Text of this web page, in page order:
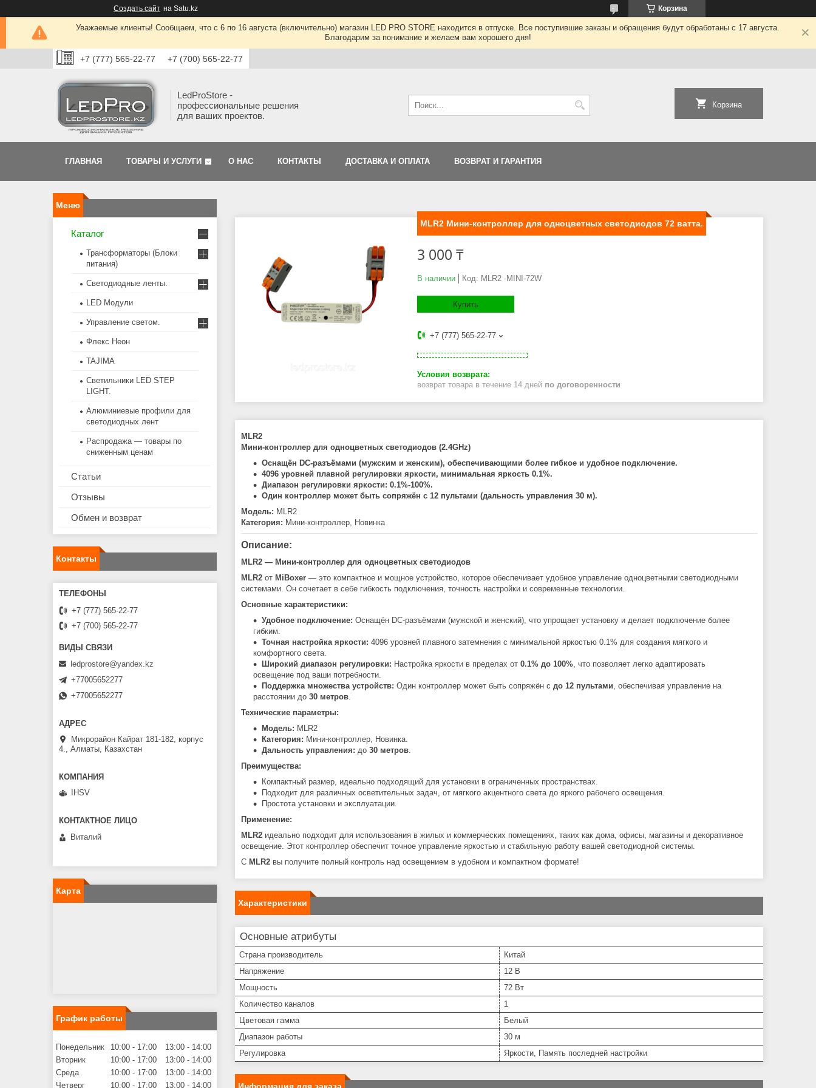
Создать сайт на Satu.kz Корзина
Уважаемые клиенты! Сообщаем, что с 6 по 16 августа (включительно) магазин LED PRO STORE находится в отпуске. Все поступившие заказы и обращения будут обработаны с 17 августа.
Благодарим за понимание и желаем вам хорошего дня!
+7 (777) 565-22-77 +7 (700) 565-22-77
LedProStore -
профессиональные решения
для ваших проектов.
Корзина
ГЛАВНАЯ ТОВАРЫ И УСЛУГИ О НАС КОНТАКТЫ ДОСТАВКА И ОПЛАТА ВОЗВРАТ И ГАРАНТИЯ
MLR2 Мини-контроллер для одноцветных светодиодов 72 ватта.
3 000 ₸
В наличии Код: MLR2 -MINI-72W
Купить
+7 (777) 565-22-77
возврат товара в течение 14 дней по договоренности
MLR2
Мини-контроллер для одноцветных светодиодов (2.4GHz)
Оснащён DC-разъёмами (мужским и женским), обеспечивающими более гибкое и удобное подключение.
4096 уровней плавной регулировки яркости, минимальная яркость 0.1%.
Диапазон регулировки яркости: 0.1%-100%.
Один контроллер может быть сопряжён с 12 пультами (дальность управления 30 м).
Модель: MLR2
Категория: Мини-контроллер, Новинка
Описание:
MLR2 — Мини-контроллер для одноцветных светодиодов
MLR2 от MiBoxer — это компактное и мощное устройство, которое обеспечивает удобное управление одноцветными светодиодными
системами. Он сочетает в себе гибкость подключения, точность настройки и современные технологии.
Основные характеристики:
Удобное подключение: Оснащён DC-разъёмами (мужской и женский), что упрощает установку и делает подключение более
гибким.
Точная настройка яркости: 4096 уровней плавного затемнения с минимальной яркостью 0.1% для создания мягкого и
комфортного света.
Широкий диапазон регулировки: Настройка яркости в пределах от 0.1% до 100% , что позволяет легко адаптировать
освещение под ваши потребности.
Поддержка множества устройств: Один контроллер может быть сопряжён с до 12 пультами , обеспечивая управление на
расстоянии до 30 метров
Технические параметры:
Модель: MLR2
Категория: Мини-контроллер, Новинка.
Дальность управления: до 30 метров
Преимущества:
Компактный размер, идеально подходящий для установки в ограниченных пространствах.
Подходит для различных осветительных задач, от мягкого акцентного света до яркого рабочего освещения.
Простота установки и эксплуатации.
Применение:
MLR2 идеально подходит для использования в жилых и коммерческих помещениях, таких как дома, офисы, магазины и декоративное
освещение. Этот контроллер обеспечит точное управление яркостью и стабильную работу вашей светодиодной системы.
С MLR2 вы получите полный контроль над освещением в удобном и компактном формате!
Характеристики
Основные атрибуты
Страна производитель
Китай
Напряжение
12 В
Мощность
72 Вт
Количество каналов
1
Цветовая гамма
Белый
Диапазон работы
30 м
Регулировка
Яркости, Память последней настройки
Каталог
Трансформаторы (Блоки
питания)
Светодиодные ленты.
LED Модули
Управление светом.
Флекс Неон
TAJIMA
Светильники LED STEP
LIGHT.
Алюминиевые профили для
светодиодных лент
Распродажа — товары по
сниженным ценам
Статьи
Отзывы
Обмен и возврат
Контакты
+7 (777) 565-22-77
+7 (700) 565-22-77
ledprostore@yandex.kz
+77005652277
+77005652277
Микрорайон Кайрат 181-182, корпус
4., Алматы, Казахстан
IHSV
Виталий
Карта
График работы
Понедельник 10:00 17:00 13:00
14:00
Вторник
10:00 17:00 13:00
14:00
Среда
10:00 17:00 13:00
14:00
Четверг
10:00 17:00 13:00 14:00